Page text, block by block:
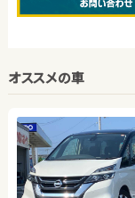
オススメの車